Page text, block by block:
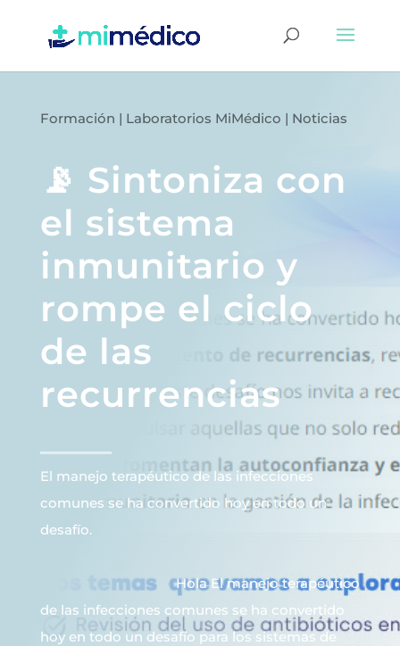
Formación | Laboratorios MiMédico | Noticias
📡 Sintoniza con
el sistema
inmunitario y
rompe el ciclo
de las
recurrencias
El manejo terapéutico de las infecciones
comunes se ha convertido hoy en todo un
desafío.
‌ ‌ ‌ ‌ ‌ ‌ ‌ ‌ ‌ ‌ ‌ ‌ ‌ ‌ ‌ ‌ ‌ ‌ ‌ ‌ ‌ ‌ ‌ ‌ ‌ ‌ ‌ ‌ ‌ ‌ ‌ ‌ ‌ ‌ ‌ ‌ ‌ Hola El manejo terapéutico
de las infecciones comunes se ha convertido
hoy en todo un desafío para los sistemas de